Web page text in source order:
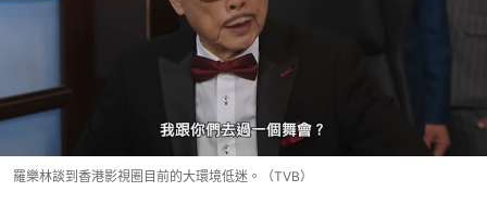
羅樂林談到香港影視圈目前的大環境低迷。（TVB）